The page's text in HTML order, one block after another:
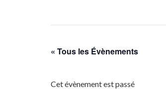
« Tous les Évènements
Cet évènement est passé